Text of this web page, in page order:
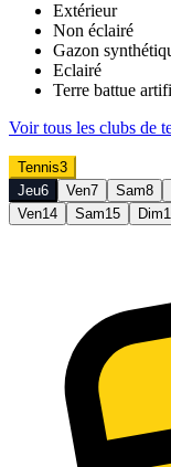
Extérieur
Non éclairé
Gazon
Eclairé
Terre battue
Voir tous les clubs de
Tennis3
Jeu6 Ven7 Sam8
Ven14 Sam15 Dim